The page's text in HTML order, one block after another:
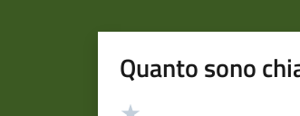
Quanto sono
Valutazione